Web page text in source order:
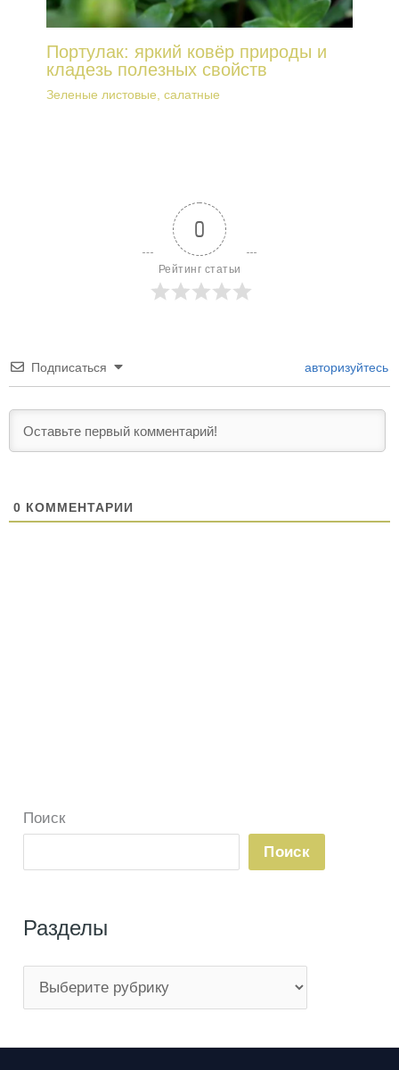
Портулак: яркий ковёр природы и
кладезь полезных свойств
Зеленые листовые, салатные
0
Рейтинг статьи
Подписаться авторизуйтесь
0 КОММЕНТАРИИ
Поиск
Поиск
Разделы
а